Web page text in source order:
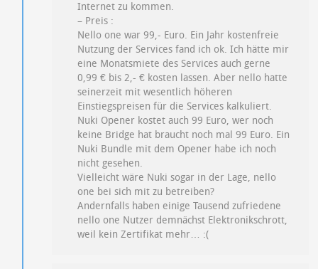
Internet zu kommen.
– Preis :
Nello one war 99,- Euro. Ein Jahr kostenfreie
Nutzung der Services fand ich ok. Ich hätte mir
eine Monatsmiete des Services auch gerne
0,99 € bis 2,- € kosten lassen. Aber nello hatte
seinerzeit mit wesentlich höheren
Einstiegspreisen für die Services kalkuliert.
Nuki Opener kostet auch 99 Euro, wer noch
keine Bridge hat braucht noch mal 99 Euro. Ein
Nuki Bundle mit dem Opener habe ich noch
nicht gesehen.
Vielleicht wäre Nuki sogar in der Lage, nello
one bei sich mit zu betreiben?
Andernfalls haben einige Tausend zufriedene
nello one Nutzer demnächst Elektronikschrott,
weil kein Zertifikat mehr… :(